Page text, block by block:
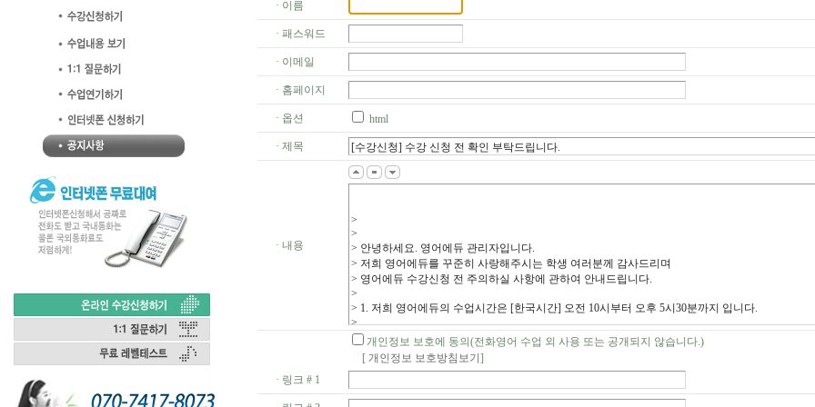
· 이름
· 패스워드
· 이메일
· 홈페이지
· 옵션 html
· 제목
· 내용
개인정보 보호에 동의(전화영어 수업 외 사용 또는 공개되지 않습니다.)
[개인정보 보호방침보기 ]
· 링크 # 1